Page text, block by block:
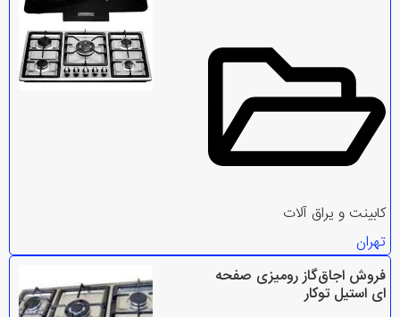
کابینت و یراق آلات
تهران
فروش اجاق‌گاز رومیزی‌ صفحه
ای استیل توکار